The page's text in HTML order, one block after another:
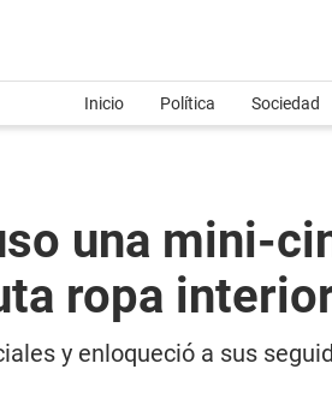
Inicio Política Sociedad
una mini-
ropa
y enloqueció a sus